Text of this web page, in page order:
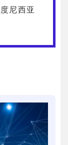
尼西亚